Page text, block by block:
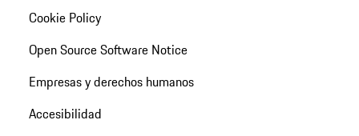
Cookie Policy
Open Source Software Notice
Empresas y derechos humanos
Accesibilidad